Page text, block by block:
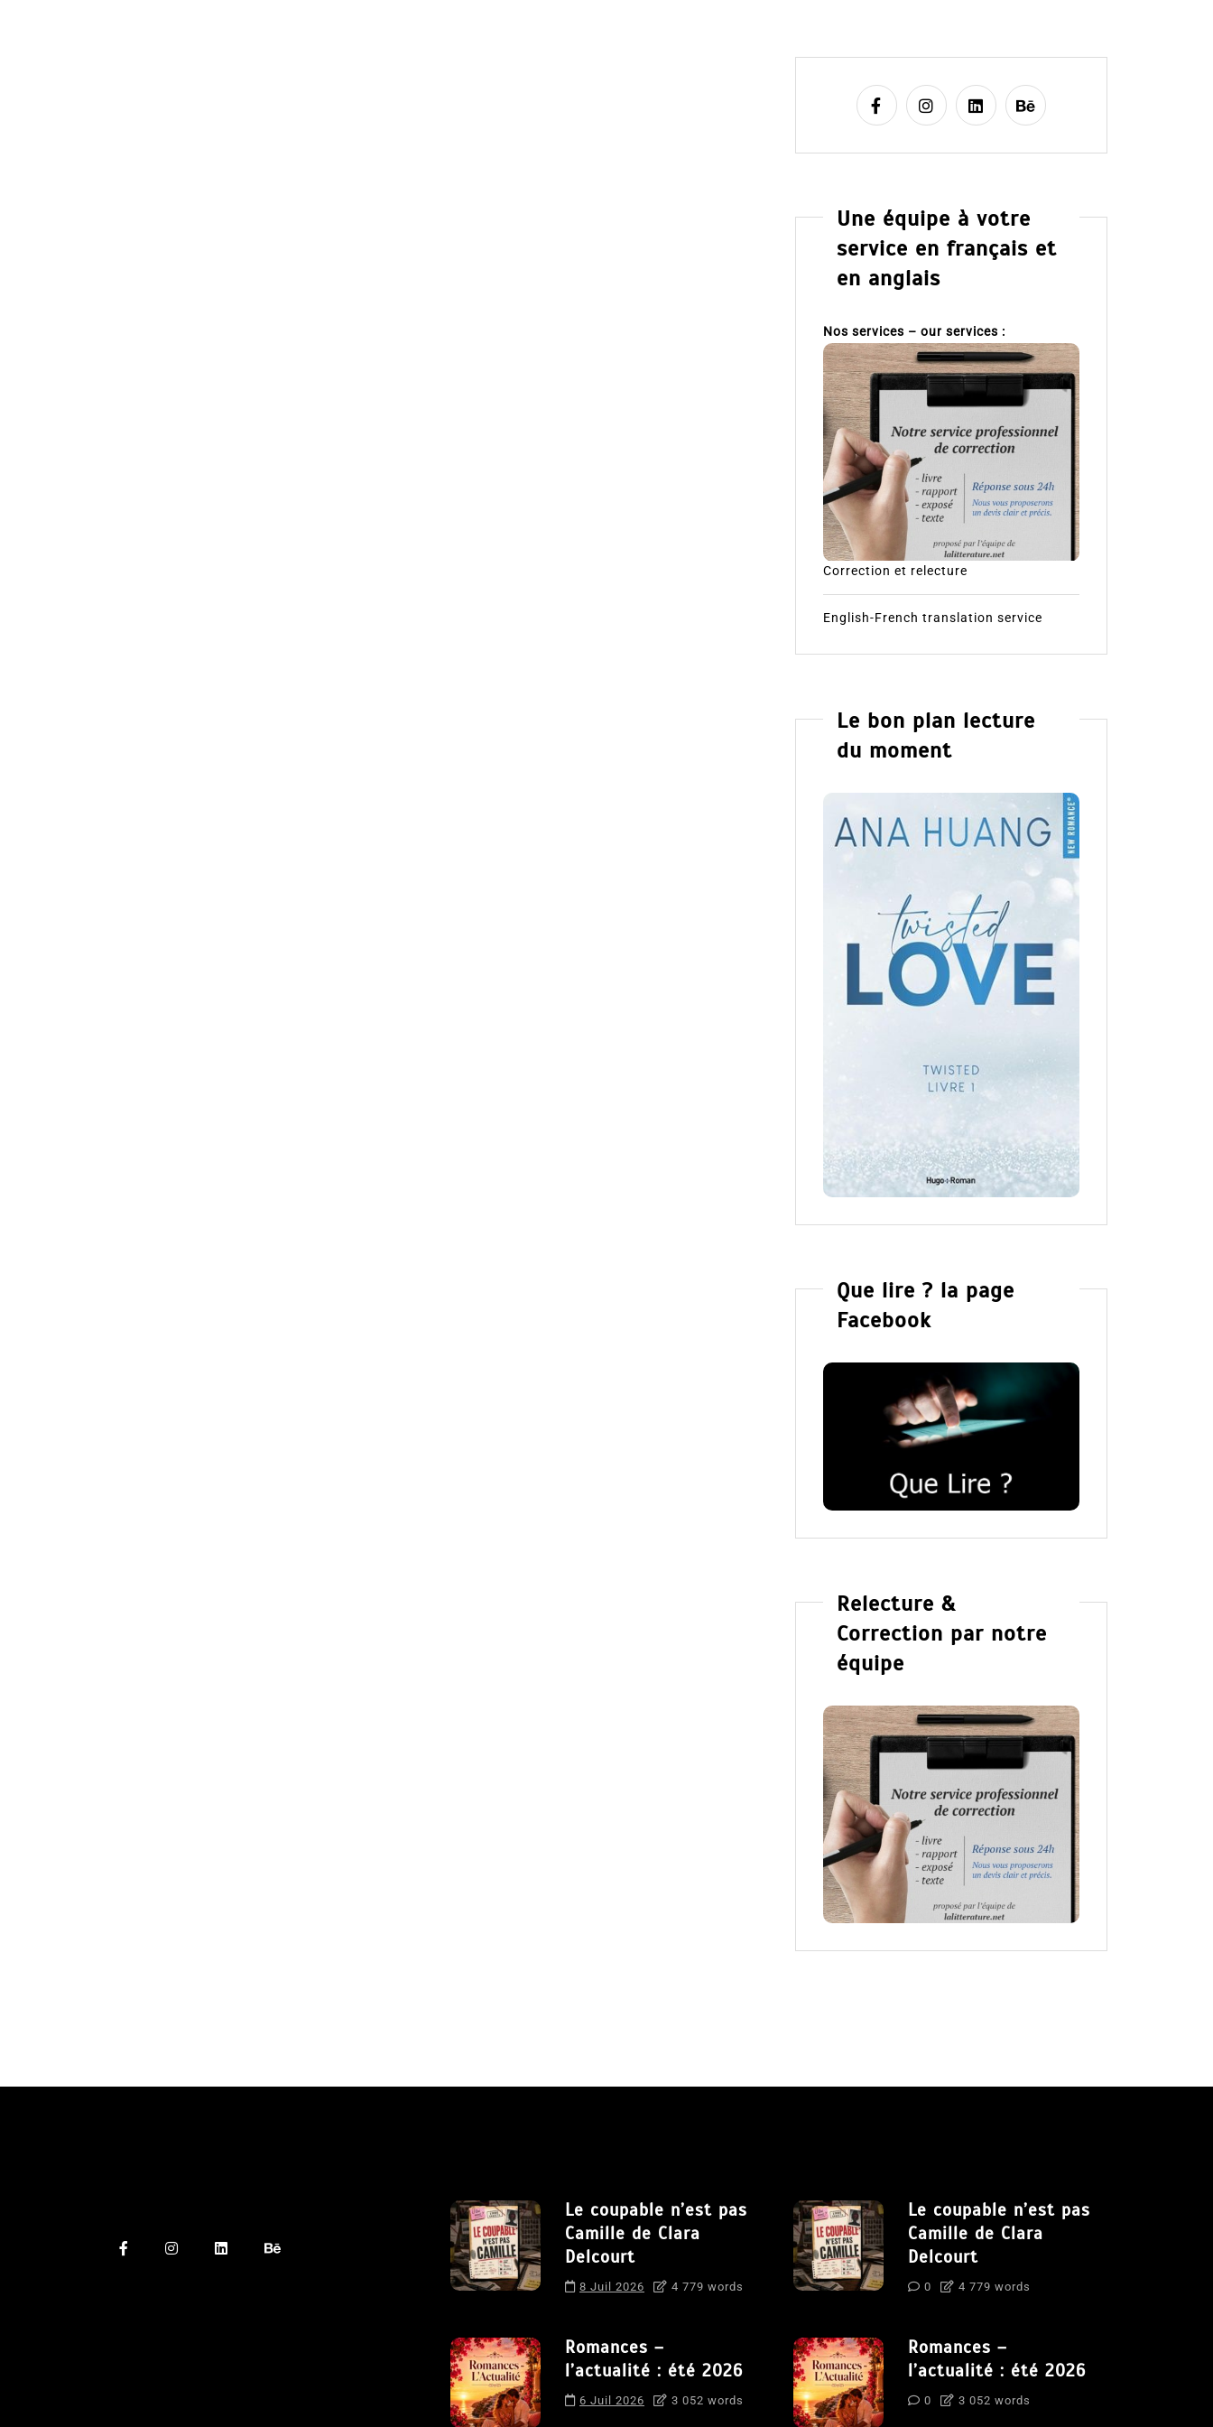
Une équipe à votre
service en français et
en anglais
Nos services – our services :
Correction et relecture
English-French translation service
Le bon plan lecture
du moment
Que lire ? la page
Facebook
Relecture &
Correction par notre
équipe
Le coupable n’est pas
Camille de Clara
Delcourt
8 Juil 2026 4 779 words
Romances –
l’actualité : été 2026
6 Juil 2026 3 052 words
Le coupable n’est pas
Camille de Clara
Delcourt
0 4 779 words
Romances –
l’actualité : été 2026
0 3 052 words